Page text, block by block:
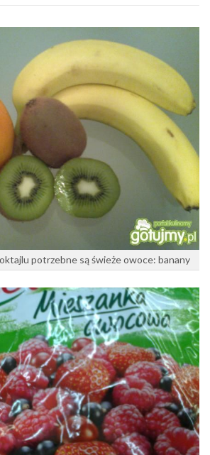
potrzebne są świeże owoce: banany